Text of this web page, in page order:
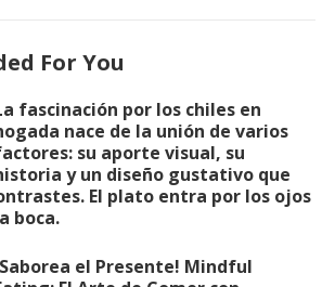
For You
fascinación por los chiles en
nace de la unión de varios
su aporte visual, su
y un diseño gustativo que
El plato entra por los ojos
boca.
el Presente! Mindful